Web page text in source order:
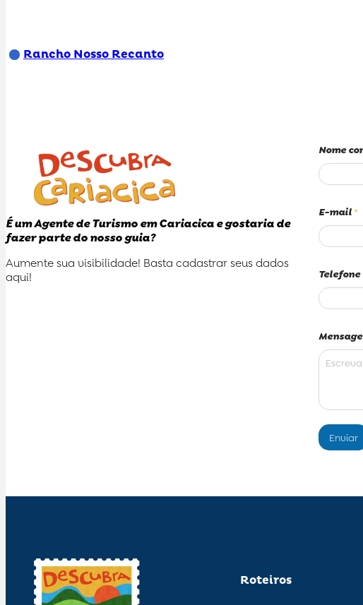
Rancho Nosso Recanto
É um Agente de Turismo em Cariacica e gostaria de
fazer parte do nosso guia?
Aumente sua visibilidade! Basta cadastrar seus dados
aqui!
Nome
E-mail *
Enviar
Roteiros